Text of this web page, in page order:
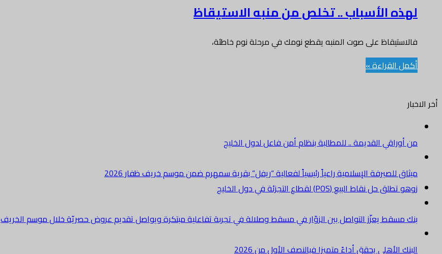
لهذه الأسباب .. تخلص من منبه الاستيقاظ
فالاستيقاظ على صوت المنبه يقطع نومك في مرحلة نوم خاطئة،
أكمل القراءة »
أخر الاخبار
من أوراقي القديمة .. للمطالبة بنظام أمن فاعل لدول الخليج
ميثاق للصيرفة الإسلامية راعياً رئيسياً لفعالية “ريفل” بقرية سمهرم ضمن موسم خريف ظفار 2026
زوهو تطلق حل نقاط البيع (POS) لقطاع التجزئة في دول الخليج
بنك مسقط يعزّز التواصل بين الزوّار في مسقط وصلالة في تجربة تفاعلية مبتكرة ويواصل تقديم عروض حصريّة خلال موسم الخريف
البنك الأهلي يحقق أداءً متميزا فيالنصف الأول من 2026